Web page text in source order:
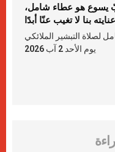
يسوع هو عطاء شامل،
بنا لا تغيب عنّا أبدًا
لصلاة التبشير الملائكي
يوم الأحد 2 آب 2026